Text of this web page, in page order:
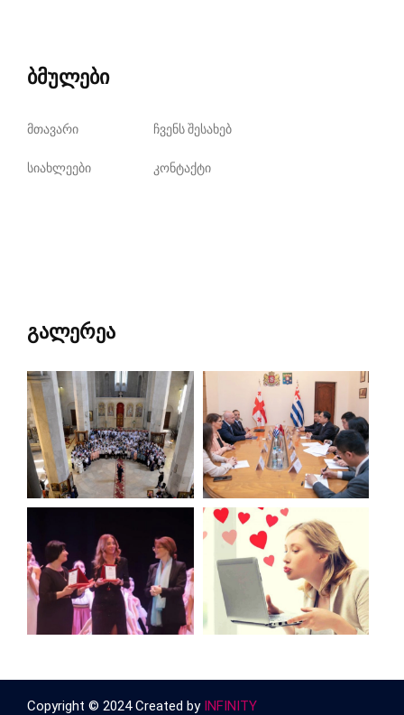
ბმულები
მთავარი ჩვენს შესახებ
სიახლეები კონტაქტი
გალერეა
Copyright © 2024 Created by INFINITY